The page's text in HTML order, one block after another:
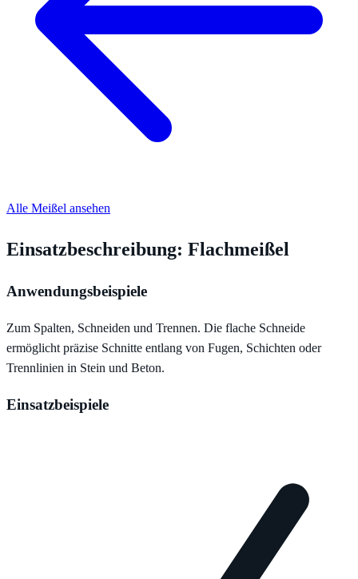
Alle Meißel ansehen
Einsatzbeschreibung: Flachmeißel
Anwendungsbeispiele
Zum Spalten, Schneiden und Trennen. Die flache Schneide
ermöglicht präzise Schnitte entlang von Fugen, Schichten oder
Trennlinien in Stein und Beton.
Einsatzbeispiele